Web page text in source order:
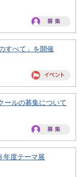
すべて」を開催
ールの募集について
年度テーマ展